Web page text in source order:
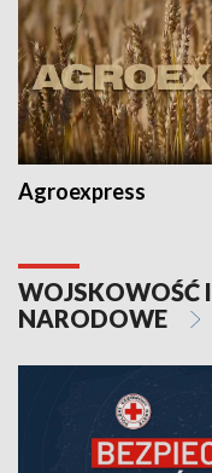
Agroexpress
WOJSKOWOŚĆ
NARODOWE